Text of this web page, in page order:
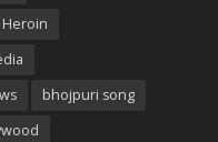
bhojpuri song